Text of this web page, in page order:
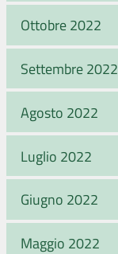
Ottobre 2022
Settembre 2022
Agosto 2022
Luglio 2022
Giugno 2022
Maggio 2022